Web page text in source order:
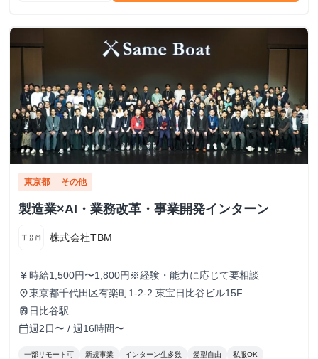
東京都 その他
製造業×AI・業務改革・事業開発インターン
株式会社TBM
currency_yen 時給1,500円〜1,800円※経験・能力に応じて要相談
place東京都千代田区有楽町1-2-2 東宝日比谷ビル15F
train 日比谷駅
calendar_today週2日〜 / 週16時間〜
一部リモート可 新規事業 インターン生多数 髪型自由 私服OK